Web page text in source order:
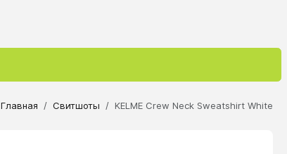
Главная Свитшоты KELME Crew Neck Sweatshirt White